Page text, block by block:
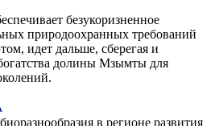
безукоризненное
природоохранных требований
идет дальше, сберегая и
долины Мзымты для
в регионе развития